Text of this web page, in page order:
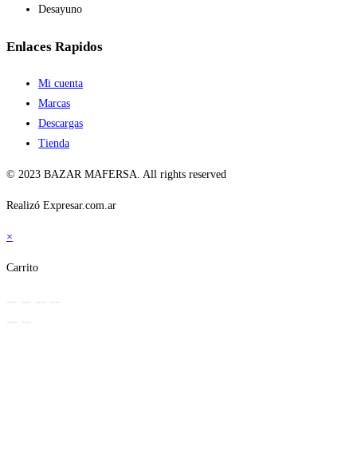
Desayuno
Enlaces Rapidos
Mi cuenta
Marcas
Descargas
Tienda
© 2023 BAZAR MAFERSA. All rights reserved
Realizó Expresar.com.ar
×
Carrito